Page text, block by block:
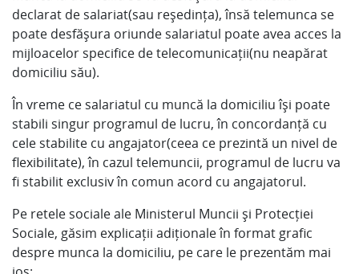
declarat de salariat(sau reședința), însă telemunca se
poate desfășura oriunde salariatul poate avea acces la
mijloacelor specifice de telecomunicații(nu neapărat
domiciliu său).
În vreme ce salariatul cu muncă la domiciliu își poate
stabili singur programul de lucru, în concordanță cu
cele stabilite cu angajator(ceea ce prezintă un nivel de
flexibilitate), în cazul telemuncii, programul de lucru va
fi stabilit exclusiv în comun acord cu angajatorul.
Pe retele sociale ale Ministerul Muncii și Protecției
Sociale, găsim explicații adiționale în format grafic
despre munca la domiciliu, pe care le prezentăm mai